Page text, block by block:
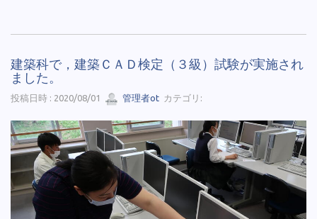
建築科で，建築ＣＡＤ検定（３級）試験が実施され
ました。
投稿日時 : 2020/08/01 管理者ot カテゴリ: